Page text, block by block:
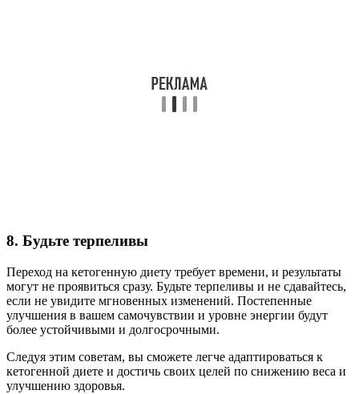
8. Будьте терпеливы
Переход на кетогенную диету требует времени, и результаты
могут не проявиться сразу. Будьте терпеливы и не сдавайтесь,
если не увидите мгновенных изменений. Постепенные
улучшения в вашем самочувствии и уровне энергии будут
более устойчивыми и долгосрочными.
Следуя этим советам, вы сможете легче адаптироваться к
кетогенной диете и достичь своих целей по снижению веса и
улучшению здоровья.